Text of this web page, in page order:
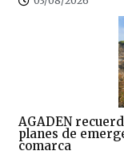
AGADEN
planes de
comarca